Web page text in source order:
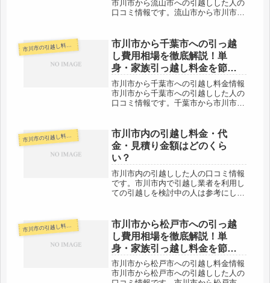
市川市から流山市への引越しした人の
口コミ情報です。流山市から市川市へ
20kmと近場です。その日のうちに引
越し終了するケースが大半でしょう。
格安の...
市川市の引越し料金・代金相場・見積り情報
市川市から千葉市への引っ越
し費用相場を徹底解説！単
身・家族引っ越し料金を節約
する裏技
市川市から千葉市への引越し料金情報
市川市から千葉市への引越しした人の
口コミ情報です。千葉市から市川市へ
市、習志野市を挟んでだいたい
23km。中央区までの距離がこのくら
いですので...
市川市の引越し料金・代金相場・見積り情報
市川市内の引越し料金・代
金・見積り金額はどのくら
い？
市川市内の引越しした人の口コミ情報
です。市川市内で引越し業者を利用し
ての引越しを検討中の人は参考にして
量や時期によっても異なりますので、
いろいろ見積りを取る方がいいです
よ。...
市川市の引越し料金・代金相場・見積り情報
市川市から松戸市への引っ越
し費用相場を徹底解説！単
身・家族引っ越し料金を節約
する裏技
市川市から松戸市への引越し料金情報
市川市から松戸市への引越しした人の